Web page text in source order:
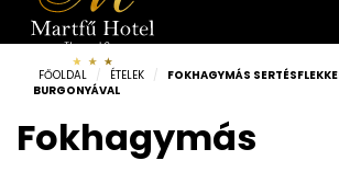
FŐOLDAL / ÉTELEK /
FOKHAGYMÁS
BURGONYÁVAL
Fokhagymás